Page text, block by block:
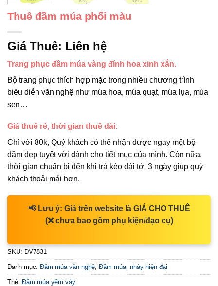
Thuê đầm múa phối màu
Giá Thuê: Liên hệ
Trang phục đầm múa vàng đính hoa xinh xắn.
Bộ trang phục thích hợp mặc trong nhiều chương trình
biểu diễn văn nghệ như múa hoa, múa quạt, múa lụa, múa
sen…
Giá thuê rẻ, thời gian thuê dài.
Chỉ với 80k, Quý khách có thể nhận được ngay một bộ
đầm đẹp tuyệt vời dành cho tiết mục của mình. Còn nữa,
thời gian chuẩn bị đến khi trả kéo dài tới 3 ngày giúp quý
khách thoải mái hơn.
📢 Lưu ý: Giá trên website là GIÁ CHO THUÊ
(❌ chưa bao gồm phụ kiện/đạo cụ)
SKU: DV7831
Danh mục: Đầm múa văn nghệ Đầm múa, nhảy hiện đại
Thẻ: Đầm múa yếm váy